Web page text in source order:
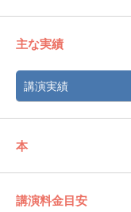
主な実績
講演実績
本
講演料金目安